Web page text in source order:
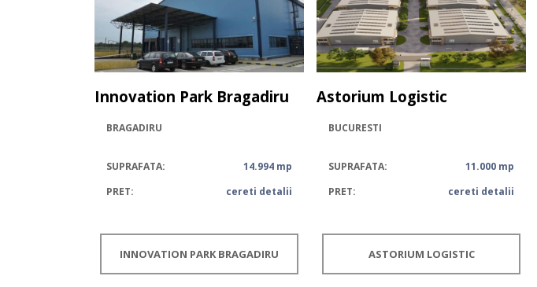
Innovation Park Bragadiru
BRAGADIRU
SUPRAFATA:
14.994 mp
PRET:
cereti detalii
INNOVATION PARK BRAGADIRU
Astorium Logistic
BUCURESTI
SUPRAFATA:
11.000 mp
PRET:
cereti detalii
ASTORIUM LOGISTIC